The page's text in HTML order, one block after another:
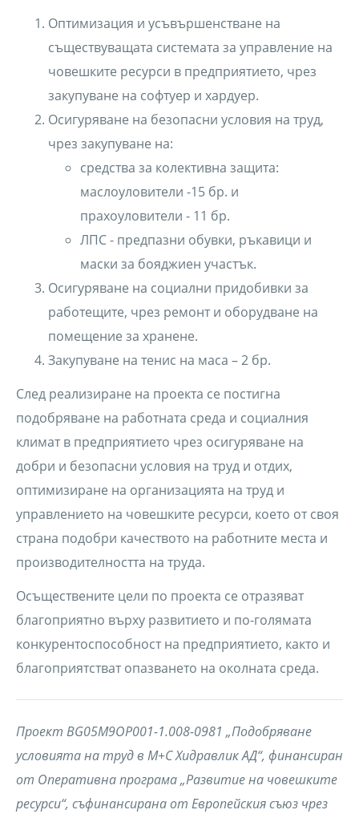
Оптимизация и усъвършенстване на
съществуващата системата за управление на
човешките ресурси в предприятието, чрез
закупуване на софтуер и хардуер.
Осигуряване на безопасни условия на труд,
чрез закупуване на:
средства за колективна защита:
маслоуловители -15 бр. и
прахоуловители - 11 бр.
ЛПС - предпазни обувки, ръкавици и
маски за бояджиен участък.
Осигуряване на социални придобивки за
работещите, чрез ремонт и оборудване на
помещение за хранене.
Закупуване на тенис на маса – 2 бр.
След реализиране на проекта се постигна
подобряване на работната среда и социалния
климат в предприятието чрез осигуряване на
добри и безопасни условия на труд и отдих,
оптимизиране на организацията на труд и
управлението на човешките ресурси, което от своя
страна подобри качеството на работните места и
производителността на труда.
Осъществените цели по проекта се отразяват
благоприятно върху развитието и по-голямата
конкурентоспособност на предприятието, както и
благоприятстват опазването на околната среда.
Проект BG05M9OP001-1.008-0981 „Подобряване
условията на труд в М+С Хидравлик АД“, финансиран
от Оперативна програма „Развитие на човешките
ресурси“, съфинансирана от Европейския съюз чрез